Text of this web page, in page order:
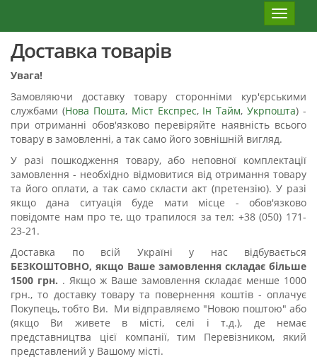
Меню
Доставка товарів
Увага!
Замовляючи доставку товару сторонніми кур'єрськими
службами (Нова Пошта, Міст Експрес, Ін Тайм,Укрпошта) -
при отриманні обов'язково перевіряйте наявність всього
товару в замовленні, а так само його зовнішній вигляд.
У разі пошкодження товару, або неповної комплектації
замовлення - необхідно відмовитися від отримання товару
та його оплати, а так само скласти акт (претензію). У разі
якщо дана ситуація буде мати місце - обов'язково
повідомте нам про те, що трапилося за тел: +38 (050) 171-
23-21 .
Доставка по всій Україні у нас відбувається
БЕЗКОШТОВНО, якщо Ваше замовлення складає більше
1500 грн. . Якщо ж Ваше замовлення складає менше 1000
грн., то доставку товару та повернення коштів - оплачує
Покупець, тобто Ви. Ми відправляємо "Новою поштою" або
(якщо Ви живете в місті, селі і т.д.), де немає
представництва цієї компанії, тим Перевізником, який
представлений у Вашому місті.